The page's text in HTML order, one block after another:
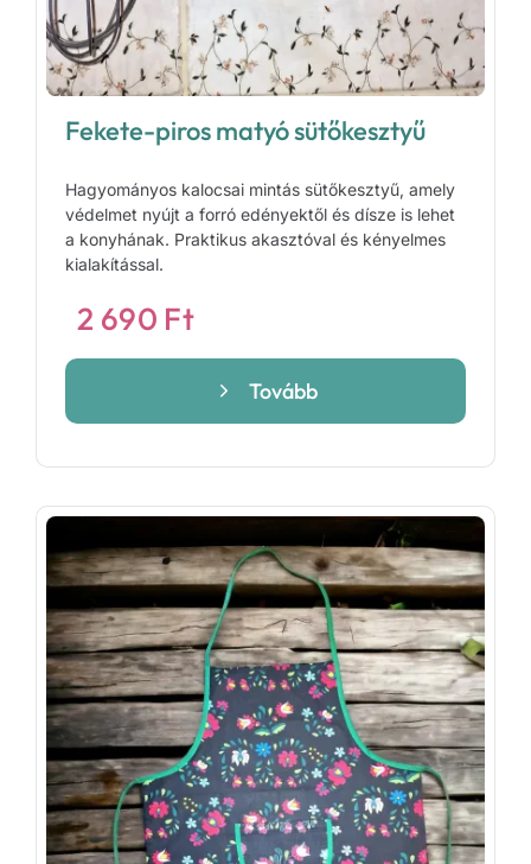
Fekete-piros matyó sütőkesztyű
Hagyományos kalocsai mintás sütőkesztyű, amely
védelmet nyújt a forró edényektől és dísze is lehet
a konyhának. Praktikus akasztóval és kényelmes
kialakítással.
2 690 Ft
Tovább